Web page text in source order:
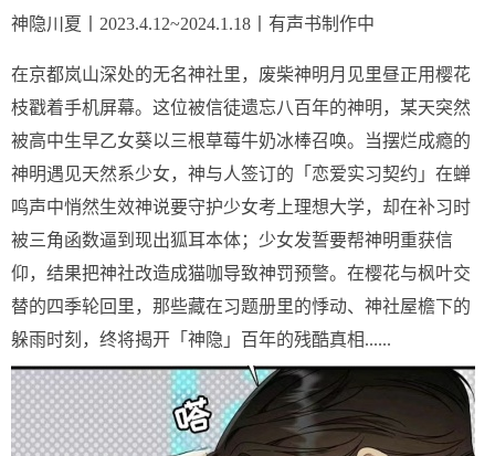
神隐川夏丨2023.4.12~2024.1.18丨有声书制作中
在京都岚山深处的无名神社里，废柴神明月见里昼正用樱花
枝戳着手机屏幕。这位被信徒遗忘八百年的神明，某天突然
被高中生早乙女葵以三根草莓牛奶冰棒召唤。当摆烂成瘾的
神明遇见天然系少女，神与人签订的「恋爱实习契约」在蝉
鸣声中悄然生效神说要守护少女考上理想大学，却在补习时
被三角函数逼到现出狐耳本体；少女发誓要帮神明重获信
仰，结果把神社改造成猫咖导致神罚预警。在樱花与枫叶交
替的四季轮回里，那些藏在习题册里的悸动、神社屋檐下的
躲雨时刻，终将揭开「神隐」百年的残酷真相......